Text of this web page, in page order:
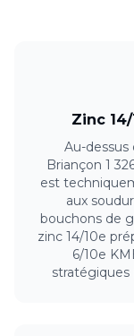
Zinc
Au-
Briançon 1
est
aux
bouchons de
zinc 14/10e
6/10e
stratégiques